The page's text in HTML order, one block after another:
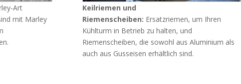
Art
mit Marley
Keilriemen und
Riemenscheiben: Ersatzriemen, um Ihren
Kühlturm in Betrieb zu halten, und
Riemenscheiben, die sowohl aus Aluminium als
auch aus Gusseisen erhältlich sind.